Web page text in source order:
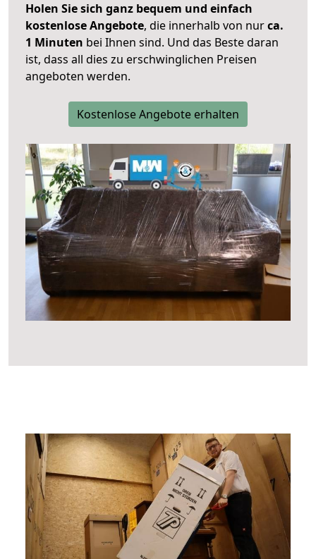
Holen Sie sich ganz bequem und einfach
kostenlose Angebote, die innerhalb von nurca.
1 Minuten bei Ihnen sind. Und das Beste daran
ist, dass all dies zu erschwinglichen Preisen
angeboten werden.
Kostenlose Angebote erhalten